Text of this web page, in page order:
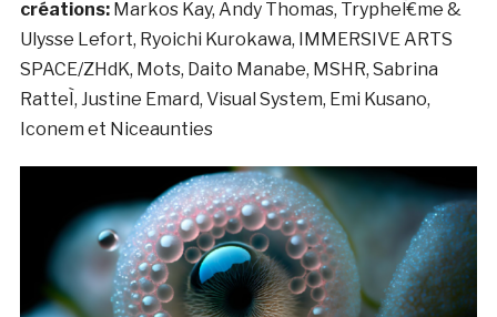
créations:Markos Kay, Andy Thomas, TrypheÌ€me &
Ulysse Lefort, Ryoichi Kurokawa, IMMERSIVE ARTS
SPACE/ZHdK, Mots, Daito Manabe, MSHR, Sabrina
RatteÌ, Justine Emard, Visual System, Emi Kusano,
Iconem et Niceaunties